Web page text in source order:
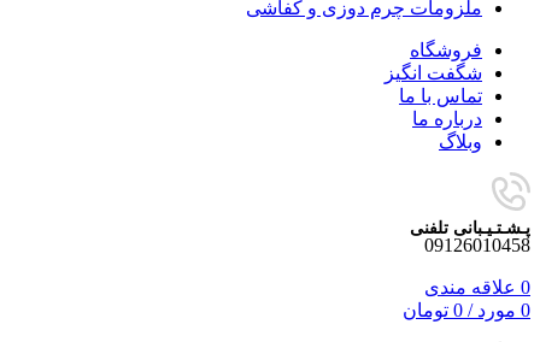
ملزومات چرم دوزی و کفاشی
فروشگاه
شگفت انگیز
تماس با ما
درباره ما
وبلاگ
پـشـتـیـبانی تلفنی
09126010458
0 علاقه مندی
0 مورد /
0 تومان